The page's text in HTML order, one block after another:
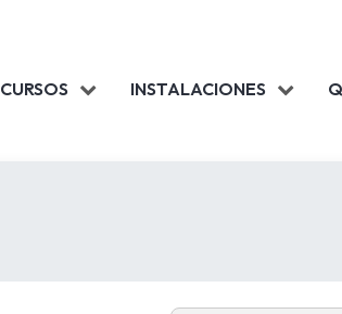
CURSOS INSTALACIONES